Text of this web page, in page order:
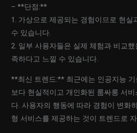
– **단점:**
1. 가상으로 제공되는 경험이므로 현실
수 있습니다.
2. 일부 사용자들은 실제 체험과 비교
족하다고 느낄 수 있습니다.
**최신 트렌드:** 최근에는 인공지능
보다 현실적이고 개인화된 룸싸롱 서
다. 사용자의 행동에 따라 경험이 변화
형 서비스를 제공하는 것이 트렌드로